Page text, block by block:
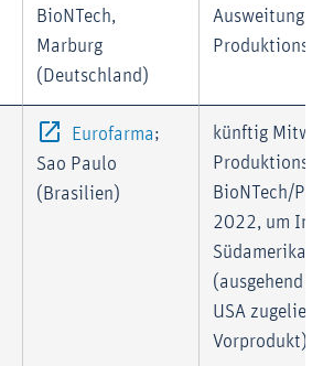
Externer-Link (Öffnet im neuen Fenster)
BioNTech,
Marburg
(Deutschland)
Ausweitung
Externer-Link (Öffnet im neuen Fenster)
EurofarmaExterner-Link (Öffnet
;
Sao Paulo
(Brasilien)
künftig
BioNTech/
2022, um
Südamerika
(ausgehend
USA
Vorprodukt)